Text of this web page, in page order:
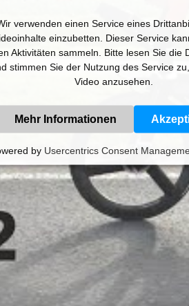
verwenden einen Service eines
einzubetten. Dieser Service
Aktivitäten sammeln. Bitte lesen Sie die
stimmen Sie der Nutzung des Service
Video anzusehen.
Mehr Informationen
by Usercentrics Consent